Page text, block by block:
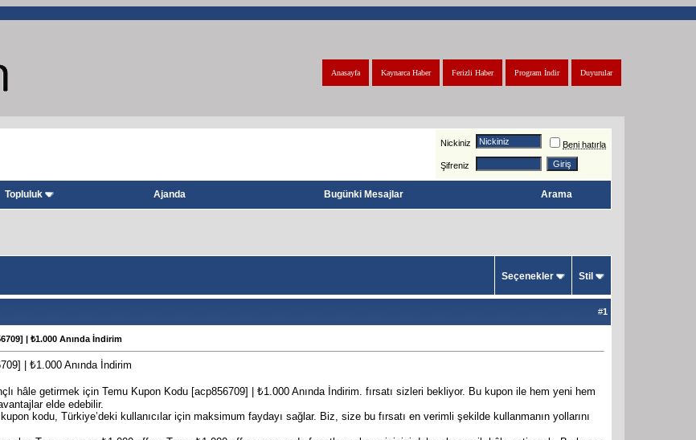
Duyurular
Program İndir
Ferizli Haber
Kaynarca Haber
Anasayfa
Nickiniz Beni hatırla
Şifreniz
Topluluk Ajanda Bugünki Mesajlar Arama
Seçenekler Stil
#1
| ₺1.000 Anında İndirim
| ₺1.000 Anında İndirim
hâle getirmek için Temu Kupon Kodu [acp856709] | ₺1.000 Anında İndirim. fırsatı sizleri bekliyor. Bu kupon ile hem yeni hem
elde edebilir.
kodu, Türkiye’deki kullanıcılar için maksimum faydayı sağlar. Biz, size bu fırsatı en verimli şekilde kullanmanın yollarını